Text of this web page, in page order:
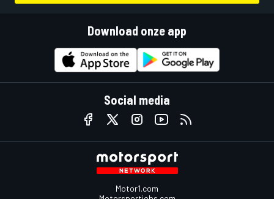
Download onze app
Social media
Motor1.com